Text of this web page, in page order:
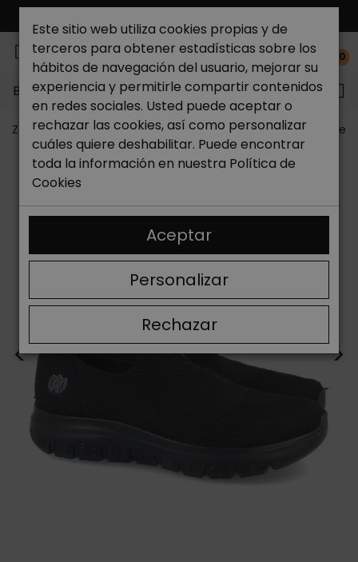
0
Buscar...
Zapateria Catchalot Zapatos de mujer Zapatillas de
< >
Este sitio web utiliza cookies propias y de
terceros para obtener estadísticas sobre los
hábitos de navegación del usuario, mejorar su
experiencia y permitirle compartir contenidos
en redes sociales. Usted puede aceptar o
rechazar las cookies, así como personalizar
cuáles quiere deshabilitar. Puede encontrar
toda la información en nuestra Política de
Cookies
Rechazar
Personalizar
Aceptar